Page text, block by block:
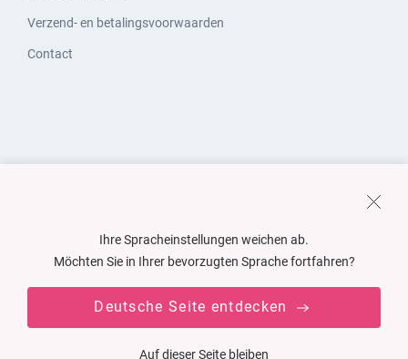
Verzend- en betalingsvoorwaarden
Contact
Ihre Spracheinstellungen weichen ab.
Möchten Sie in Ihrer bevorzugten Sprache fortfahren?
Deutsche Seite entdecken
Auf dieser Seite bleiben